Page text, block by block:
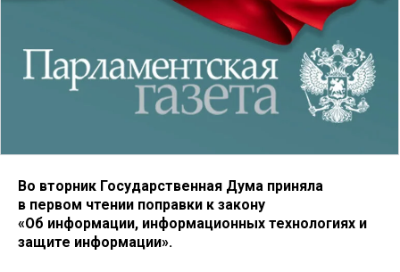
Во вторник Государственная Дума приняла
в первом чтении поправки к закону
«Об информации, информационных технологиях и
защите информации».